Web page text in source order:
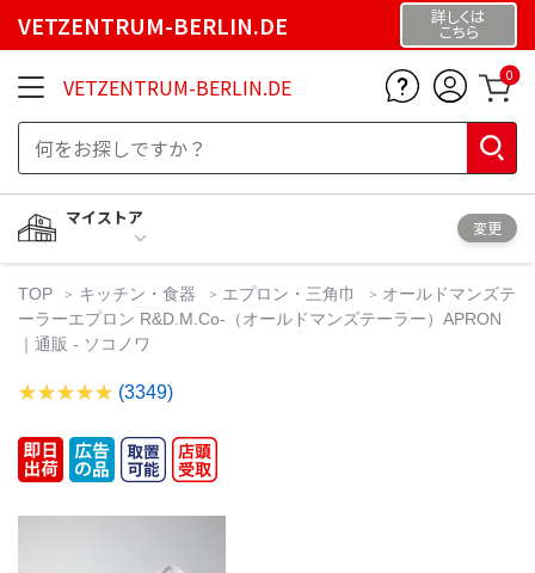
VETZENTRUM-BERLIN.DE 詳しくは
こちら
VETZENTRUM-BERLIN.DE 0
マイストア
変更
TOP キッチン・食器 エプロン・三角巾
オールドマンズテ
ーラーエプロン R&D.M.Co-（オールドマンズテーラー）APRON
｜通販 - ソコノワ
(3349)